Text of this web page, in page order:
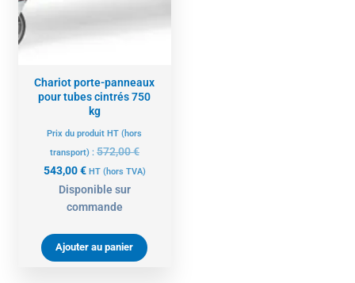
Chariot porte-panneaux
pour tubes cintrés 750
kg
Prix du produit HT (hors
transport) : 572,00€
543,00€ HT (hors TVA)
Disponible sur
commande
Ajouter au panier